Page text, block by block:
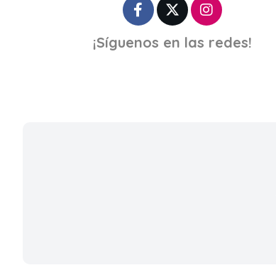
¡Síguenos en las redes!